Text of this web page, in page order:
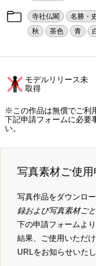
寺社仏閣 名勝・
秋
茶色 青
モデルリリース未
取得
※この作品は無償でご利
下記申請フォームに必要
い。
写真素材ご使
写真作品をダウンロ
録および写真素材ご
下の申請フォームよ
結果、ご使用いただ
URLをお知らせいたし